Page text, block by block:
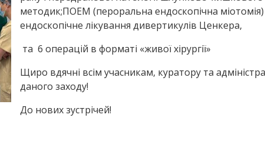
методик;ПОЕМ (пероральна ендоскопічна міотомія) в
ендоскопічне лікування дивертикулів Ценкера,
та 6 операцій в форматі «живої хірургії»
Щиро вдячні всім учасникам, куратору та
даного заходу!
До нових зустрічей!